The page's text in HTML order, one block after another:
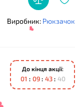
Виробник: Рюкзачок
До кінця акції:
01 09 43 40